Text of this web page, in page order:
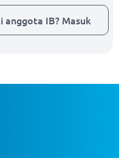
anggota IB? Masuk